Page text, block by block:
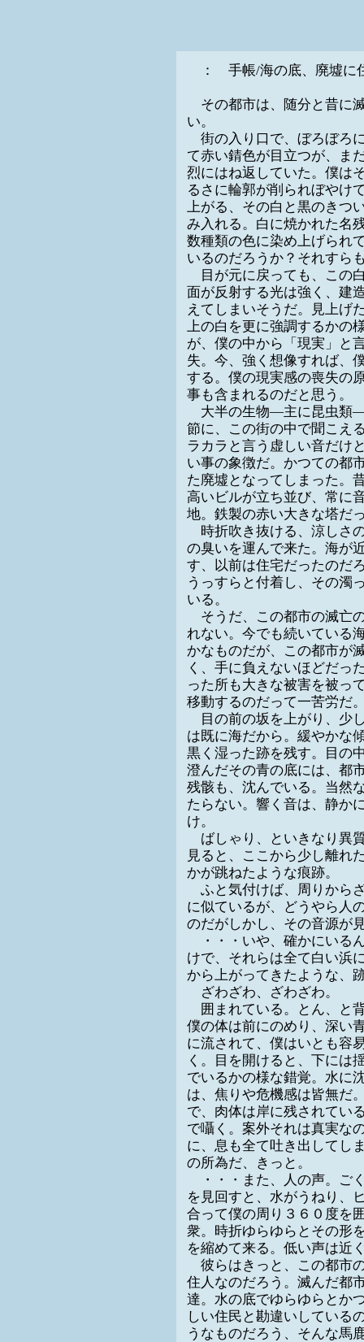
： 手帳/海の底、廃墟に
その都市は、随分と昔に
い。
街の入り口で、ぼろぼろ
て赤い錆色が目立つが、ま
烈にはね返していた。僕は
るさに輪郭が削られぼやけ
上がる、その白と黒のきつ
み入れる。白に焼かれた名
数種類の色に染め上げられ
いるのだろうか？それすら
目が元に戻っても、この
面が反射する光は強く、建
えてしまいそうだ。見上げ
上の白を更に強調するかの
が、僕の中から「現実」と
失。今、強く想像すれば、
する。僕の現実感の喪失の
事も含まれるのだと思う。
大半の生物―主に昆虫類―
節に、この街の中で聞こえ
ラカラと言う虚しい音だけ
い事の象徴だ。かつての都
た廃墟となってしまった。
高いビルが立ち並び、常に
地。鉄製の赤い大きな塔だ
時折吹き抜ける、涼しさ
の臭いを運んで来た。海が
す、以前は住宅だったのだ
うっすらと付着し、その濁
いる。
そうだ、この都市の滅亡
れない。今でも続いている
かなものだが、この都市が
く、手に負えないほどだっ
った所も大きな被害を被っ
移動するのだって一苦労だ
目の前の坂を上がり、少
は既に海だから。緩やかな
黒く湿った跡を残す。目の
澄んだその青の底には、都
残骸も、沈んでいる。当然
たらない。響く音は、静か
け。
ばしゃり、といきなり異
見ると、ここから少し離れ
かが跳ねたような痕跡。
ふと気付けば、周りから
に似ているが、どうやら人
のだがしかし、その音源が
・・・いや、確かにいる
けで、それらは全て白い浜
から上がってきたような、
ざわざわ、ざわざわ。
囲まれている。とん、と
僕の体は前にのめり、深い
に流されて、僕はいとも容
く。目を開けると、下には
でいるかの様な錯覚。水に
は、焦りや危機感は皆無だ
で、肉体は岸に残されてい
で囁く。案外それは真実な
に、息も全て吐き出してし
の所為だ、きっと。
・・・また、人の声。ご
を見回すと、水がうねり、
合って僕の周り３６０度を
衆。時折ゆらゆらとその形
を縮めて来る。低い声は近
彼らはきっと、この都市
住人なのだろう。滅んだ都
達。水の底でゆらゆらとか
しい住民と勘違いしている
うなものだろう、そんな馬